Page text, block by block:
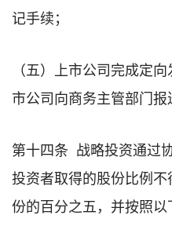
记手续；
（五）上市公司完成定
市公司向商务主管部门报
第十四条 战略投资通过
投资者取得的股份比例
份的百分之五，并按照以